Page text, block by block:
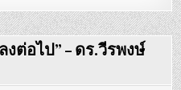
งต่อไป” – ดร.วีรพงษ์